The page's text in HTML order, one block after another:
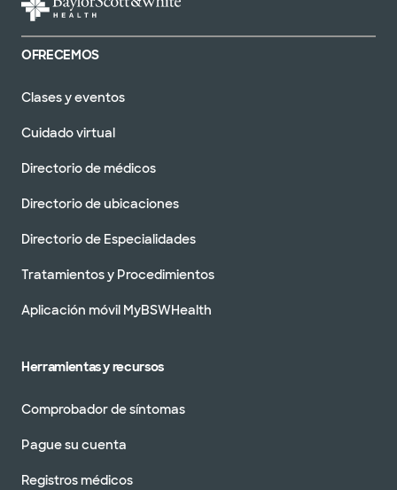
No se aceptan pacientes sin cita previa
Baylor Scott & White Ortopedia del
3409 vale la pena st ste 540, dallas, tx, 75246
DIRECCIONES
previa
Baylor Scott & White - McKinney
OFRECEMOS
Clases y eventos
Cuidado virtual
Directorio de médicos
Directorio de ubicaciones
Directorio de Especialidades
Tratamientos y Procedimientos
Aplicación móvil MyBSWHealth
Herramientas y recursos
Comprobador de síntomas
Pague su cuenta
Registros médicos